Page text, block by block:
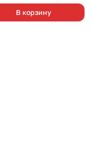
В корзину